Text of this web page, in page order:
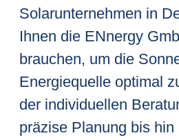
Solarunternehmen in
Ihnen die ENnergy
brauchen, um die
Energiequelle optimal
der individuellen
präzise Planung bis hin